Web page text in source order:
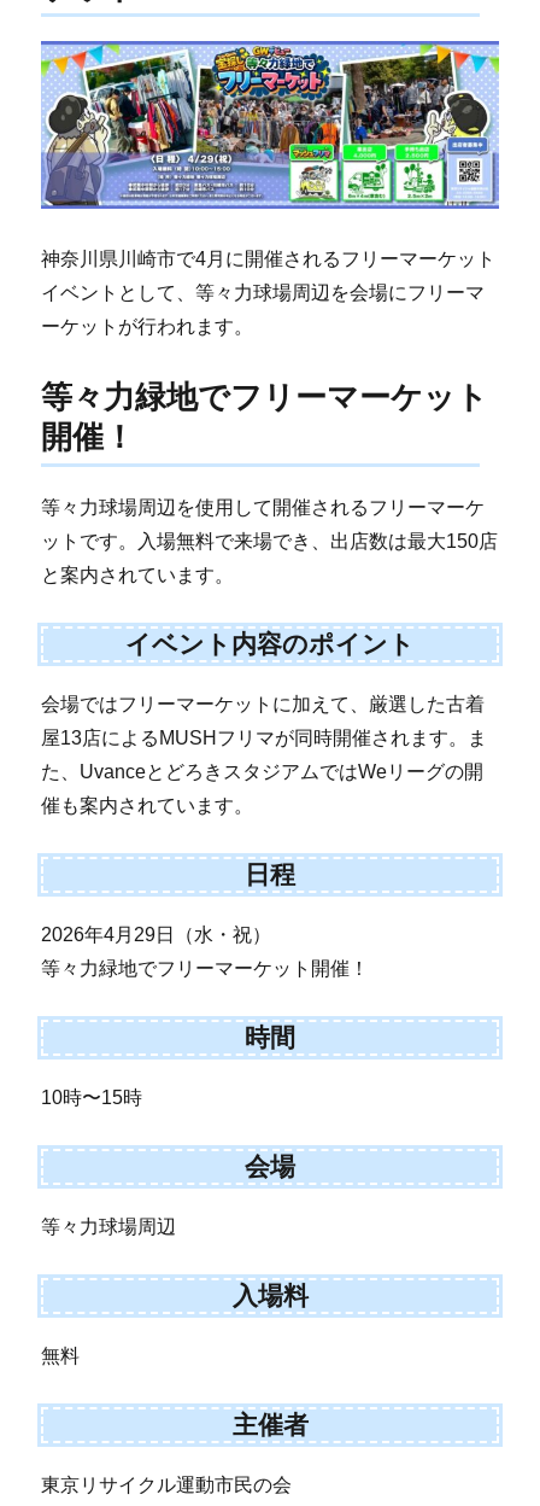
神奈川県川崎市で4月に開催されるフリーマーケット
イベントとして、等々力球場周辺を会場にフリーマ
ーケットが行われます。
等々力緑地でフリーマーケット
開催！
等々力球場周辺を使用して開催されるフリーマーケ
ットです。入場無料で来場でき、出店数は最大150店
と案内されています。
イベント内容のポイント
会場ではフリーマーケットに加えて、厳選した古着
屋13店によるMUSHフリマが同時開催されます。ま
た、UvanceとどろきスタジアムではWeリーグの開
催も案内されています。
日程
2026年4月29日（水・祝）
等々力緑地でフリーマーケット開催！
時間
10時〜15時
会場
等々力球場周辺
入場料
無料
主催者
東京リサイクル運動市民の会